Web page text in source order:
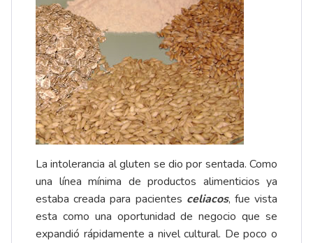
La intolerancia al gluten se dio por sentada. Como
una línea mínima de productos alimenticios ya
estaba creada para pacientes celiacos, fue vista
esta como una oportunidad de negocio que se
expandió rápidamente a nivel cultural. De poco o